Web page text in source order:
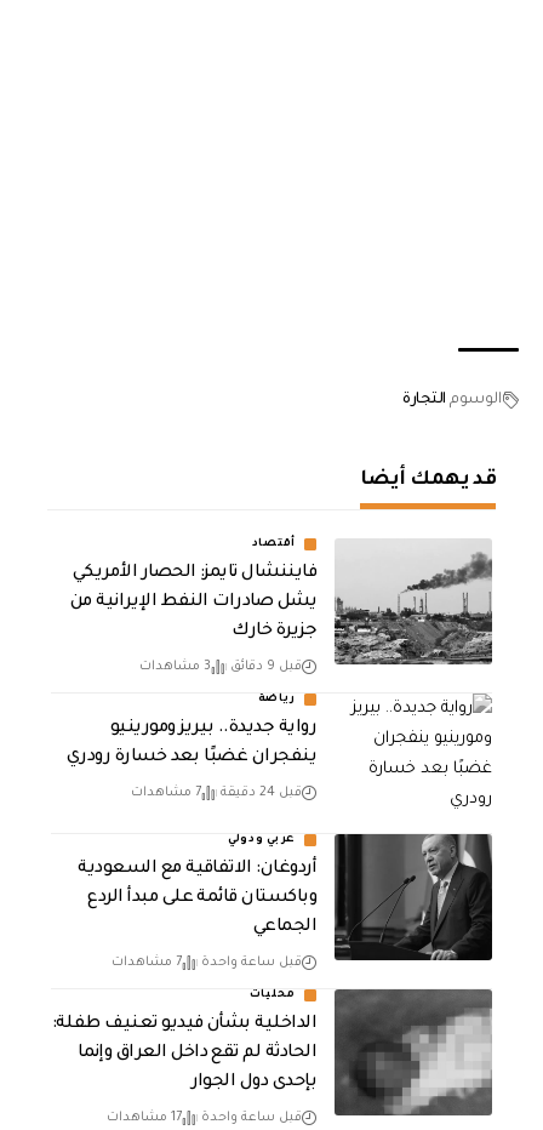
الوسوم التجارة
قد يهمك أيضا
أقتصاد
فايننشال تايمز: الحصار الأمريكي
يشل صادرات النفط الإيرانية من
جزيرة خارك
قبل 9 دقائق 3 مشاهدات
رياضة
رواية جديدة.. بيريز ومورينيو
ينفجران غضبًا بعد خسارة رودري
قبل 24 دقيقة 7 مشاهدات
عربي ودولي
أردوغان: الاتفاقية مع السعودية
وباكستان قائمة على مبدأ الردع
الجماعي
قبل ساعة واحدة 7 مشاهدات
محليات
الداخلية بشأن فيديو تعنيف طفلة:
الحادثة لم تقع داخل العراق وإنما
بإحدى دول الجوار
قبل ساعة واحدة 17 مشاهدات